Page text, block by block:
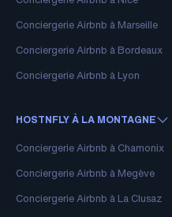
Conciergerie Airbnb à Marseille
Conciergerie Airbnb à Bordeaux
Conciergerie Airbnb à Lyon
HOSTNFLY À LA MONTAGNE
Conciergerie Airbnb à Chamonix
Conciergerie Airbnb à Megève
Conciergerie Airbnb à La Clusaz